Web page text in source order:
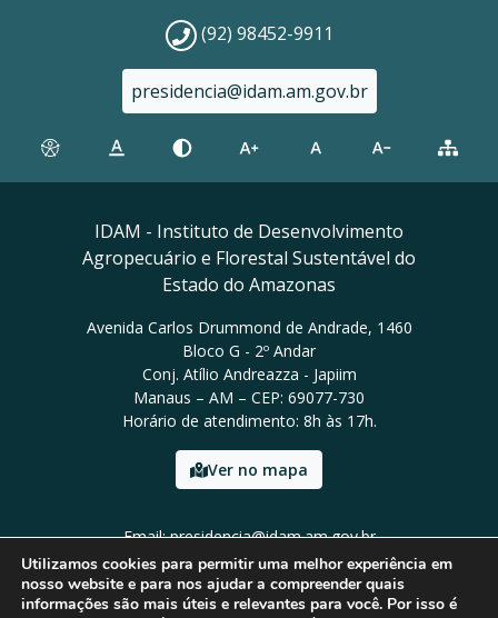
(92) 98452-9911
presidencia@idam.am.gov.br
IDAM - Instituto de Desenvolvimento
Agropecuário e Florestal Sustentável do
Estado do Amazonas
Avenida Carlos Drummond de Andrade, 1460
Bloco G - 2º Andar
Conj. Atílio Andreazza - Japiim
Manaus – AM – CEP: 69077-730
Horário de atendimento: 8h às 17h.
Ver no mapa
Email: presidencia@idam.am.gov.br
Tel: (92) 98452-9911
Utilizamos cookies para permitir uma melhor experiência em
nosso website e para nos ajudar a compreender quais
informações são mais úteis e relevantes para você. Por isso é